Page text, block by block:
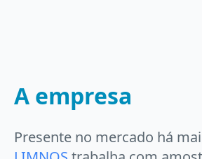
A empresa
Presente no mercado há